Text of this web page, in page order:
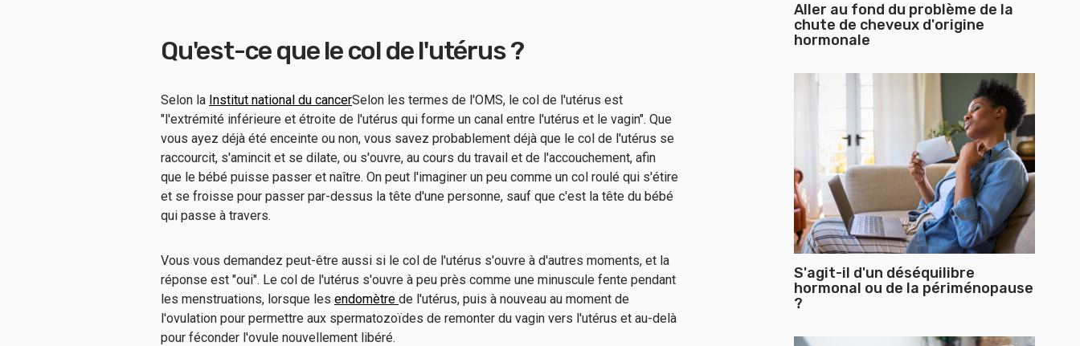
Qu'est-ce que le col de l'utérus ?
Selon la Institut national du cancerSelon les termes de l'OMS, le col de l'utérus est
"l'extrémité inférieure et étroite de l'utérus qui forme un canal entre l'utérus et le vagin". Que
vous ayez déjà été enceinte ou non, vous savez probablement déjà que le col de l'utérus se
raccourcit, s'amincit et se dilate, ou s'ouvre, au cours du travail et de l'accouchement, afin
que le bébé puisse passer et naître. On peut l'imaginer un peu comme un col roulé qui s'étire
et se froisse pour passer par-dessus la tête d'une personne, sauf que c'est la tête du bébé
qui passe à travers.
Vous vous demandez peut-être aussi si le col de l'utérus s'ouvre à d'autres moments, et la
réponse est "oui". Le col de l'utérus s'ouvre à peu près comme une minuscule fente pendant
les menstruations, lorsque les endomètre de l'utérus, puis à nouveau au moment de
l'ovulation pour permettre aux spermatozoïdes de remonter du vagin vers l'utérus et au-delà
pour féconder l'ovule nouvellement libéré.
Aller au fond du problème de la
chute de cheveux d'origine
hormonale
S'agit-il d'un déséquilibre
hormonal ou de la périménopause
?